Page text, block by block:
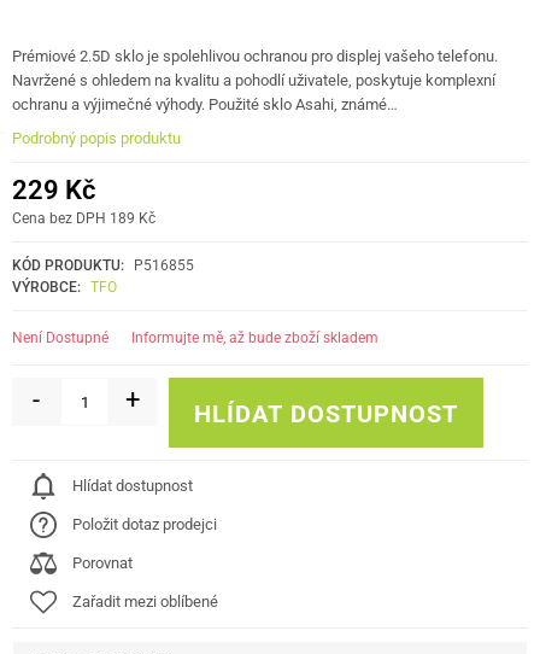
Prémiové 2.5D sklo je spolehlivou ochranou pro displej vašeho telefonu.
Navržené s ohledem na kvalitu a pohodlí uživatele, poskytuje komplexní
ochranu a výjimečné výhody. Použité sklo Asahi, známé…
Podrobný popis produktu
229 Kč
Cena bez DPH 189 Kč
KÓD PRODUKTU:
P516855
VÝROBCE: TFO
Není Dostupné informujte mě, až bude zboží skladem
- + HLÍDAT DOSTUPNOST
Hlídat dostupnost
Položit dotaz prodejci
Porovnat
Zařadit mezi oblíbené